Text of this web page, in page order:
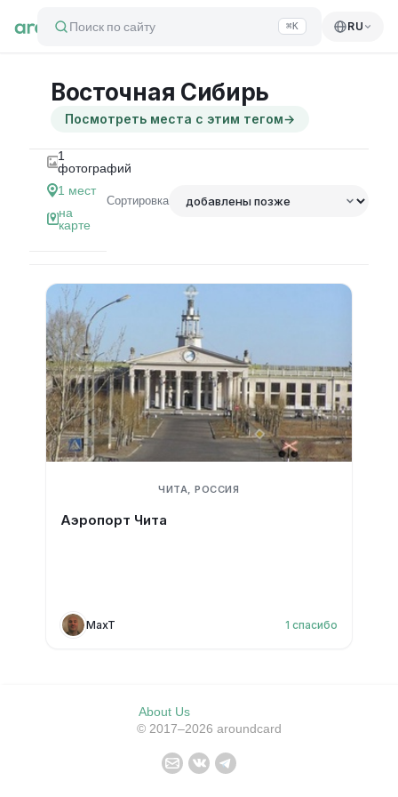
Поиск по сайту ⌘K RU
Восточная Сибирь
Посмотреть места с этим тегом→
1
фотографий
1 мест
на
карте
Сортировка
ЧИТА, РОССИЯ
Аэропорт Чита
MaxT 1 спасибо
About Us
© 2017–2026 aroundcard